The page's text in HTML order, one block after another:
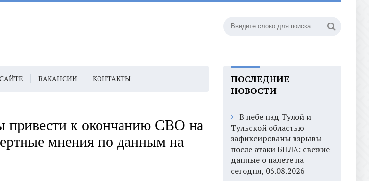
ВАКАНСИИ КОНТАКТЫ
привести к окончанию СВО на
мнения по данным на
ПОСЛЕДНИЕ
НОВОСТИ
В небе над Тулой и
Тульской областью
зафиксированы взрывы
после атаки БПЛА: свежие
данные о налёте на
сегодня, 06.08.2026